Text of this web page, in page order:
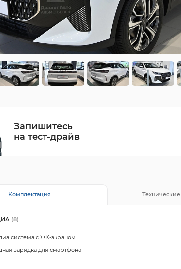
Запишитесь
на тест-драйв
Комплектация
(8)
система с ЖК-экраном
зарядка для смартфона